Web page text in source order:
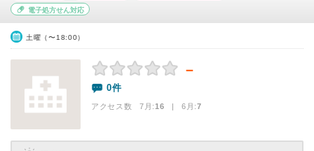
電子処方せん対応
土曜（〜18:00）
－
0件
アクセス数 7月:16 | 6月:7